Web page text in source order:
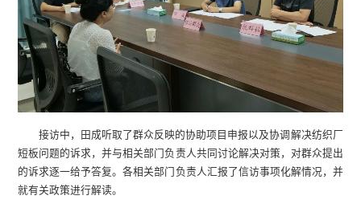
接访中，田成听取了群众反映的协助项目申报以及协调解决纺织厂
短板问题的诉求，并与相关部门负责人共同讨论解决对策，对群众提出
的诉求逐一给予答复。各相关部门负责人汇报了信访事项化解情况，并
就有关政策进行解读。